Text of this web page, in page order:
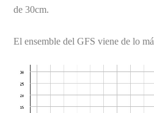
de 30cm.
El ensemble del GFS viene de lo